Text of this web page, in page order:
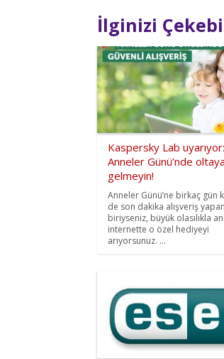
İlginizi
Kaspersky Lab uyarıyor:
Anneler Günü’nde oltaya
gelmeyin!
Anneler Günü’ne birkaç gün
de son dakika alışveriş
biriyseniz, büyük olasılıkla
internette o özel hediyeyi
arıyorsunuz. ...